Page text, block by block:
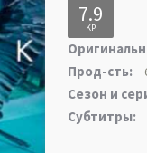
7.9
KP
Прод-сть:
Сезон и
Субтитры: